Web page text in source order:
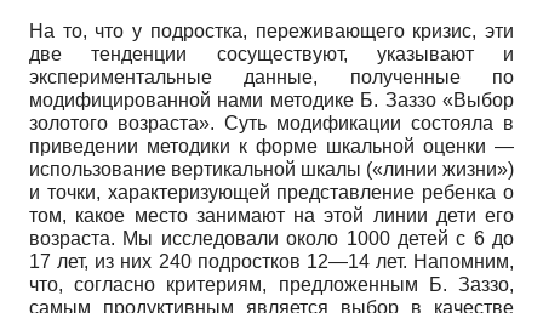
На то, что у подростка, переживающего кризис, эти
две тенденции сосуществуют, указывают и
экспериментальные данные, полученные по
модифицированной нами методике Б. Заззо «Выбор
золотого возраста». Суть модификации состояла в
приведении методики к форме шкальной оценки —
использование вертикальной шкалы («линии жизни»)
и точки, характеризующей представление ребенка о
том, какое место занимают на этой линии дети его
возраста. Мы исследовали около 1000 детей с 6 до
17 лет, из них 240 подростков 12—14 лет. Напомним,
что, согласно критериям, предложенным Б. Заззо,
самым продуктивным является выбор в качестве